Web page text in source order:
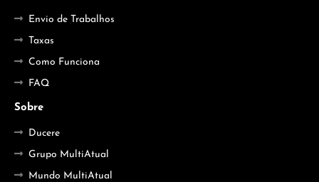
Envio de Trabalhos
Taxas
Como Funciona
FAQ
Sobre
Ducere
Grupo MultiAtual
Mundo MultiAtual